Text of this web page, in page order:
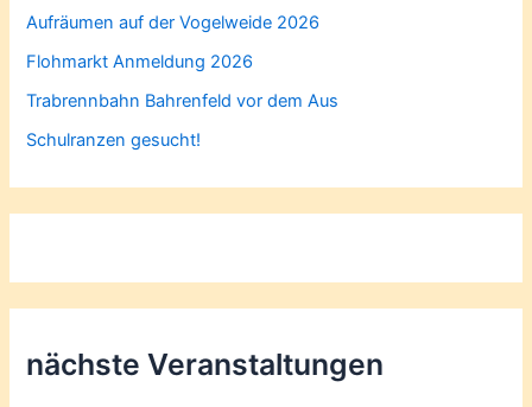
Aufräumen auf der Vogelweide 2026
Flohmarkt Anmeldung 2026
Trabrennbahn Bahrenfeld vor dem Aus
Schulranzen gesucht!
nächste Veranstaltungen